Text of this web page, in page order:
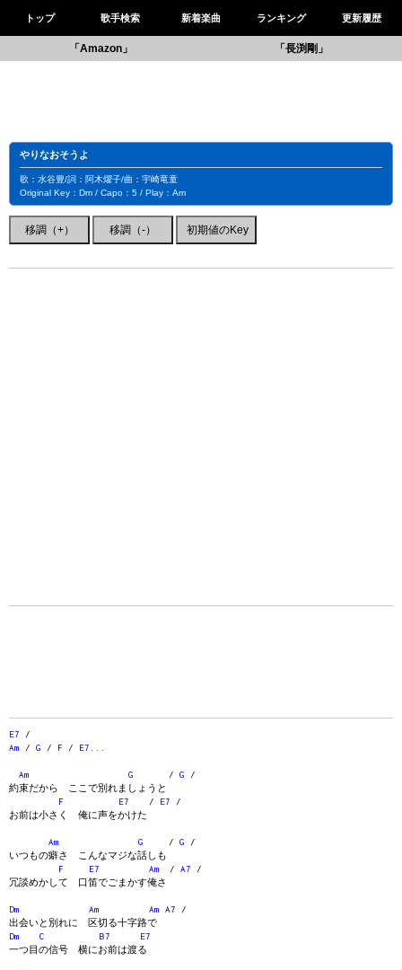
トップ 歌手検索 新着楽曲 ランキング 更新履歴
「Amazon」 「長渕剛」
やりなおそうよ
歌：水谷豊/詞：阿木燿子/曲：宇崎竜童
Original Key：Dm / Capo：5 / Play：Am
E7 /
Am / G / F / E7
Am G / G /
約束だから ここで別れましょうと
F
E7 / E7 /
お前は小さく 俺に声をかけた
Am G / G /
いつもの癖さ こんなマジな話しも
F
E7 Am / A7 /
冗談めかして 口笛でごまかす俺さ
Dm Am Am A7 /
出会いと別れに 区切る十字路で
Dm
C B7
E7
一つ目の信号 横にお前は渡る